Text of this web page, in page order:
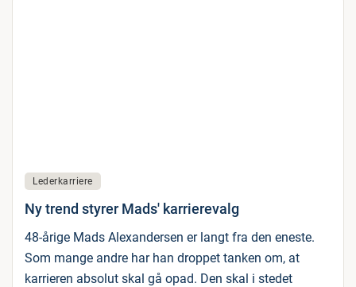
Lederkarriere
Ny trend styrer Mads' karrierevalg
48-årige Mads Alexandersen er langt fra den eneste.
Som mange andre har han droppet tanken om, at
karrieren absolut skal gå opad. Den skal i stedet